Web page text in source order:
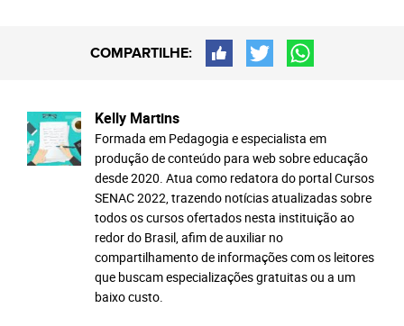
COMPARTILHE:
Kelly Martins
Formada em Pedagogia e especialista em
produção de conteúdo para web sobre educação
desde 2020. Atua como redatora do portal Cursos
SENAC 2022, trazendo notícias atualizadas sobre
todos os cursos ofertados nesta instituição ao
redor do Brasil, afim de auxiliar no
compartilhamento de informações com os leitores
que buscam especializações gratuitas ou a um
baixo custo.